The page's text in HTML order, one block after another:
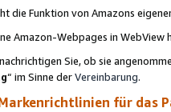
die Funktion von Amazons
Amazon-Webpages in WebView
Sie, ob sie
“ im Sinne derVereinbarung.
für das